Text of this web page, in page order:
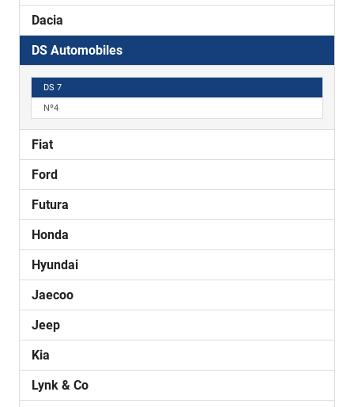
Dacia
DS Automobiles
DS 7
Nº4
Fiat
Ford
Futura
Honda
Hyundai
Jaecoo
Jeep
Kia
Lynk & Co